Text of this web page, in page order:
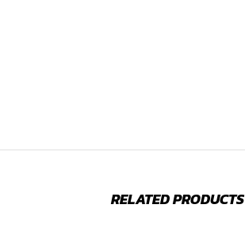
RELATED PRODUCTS